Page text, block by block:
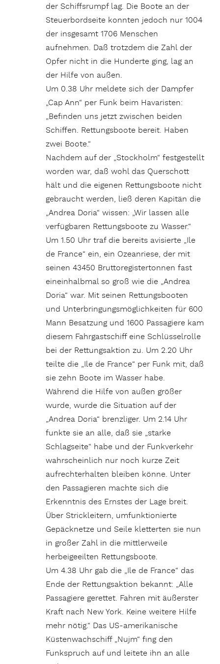
der Schiffsrumpf lag. Die Boote an der
Steuerbordseite konnten jedoch nur 1004
der insgesamt 1706 Menschen
aufnehmen. Daß trotzdem die Zahl der
Opfer nicht in die Hunderte ging, lag an
der Hilfe von außen.
Um 0.38 Uhr meldete sich der Dampfer
„Cap Ann“ per Funk beim Havaristen:
„Befinden uns jetzt zwischen beiden
Schiffen. Rettungsboote bereit. Haben
zwei Boote.“
Nachdem auf der „Stockholm“ festgestellt
worden war, daß wohl das Querschott
hält und die eigenen Rettungsboote nicht
gebraucht werden, ließ deren Kapitän die
„Andrea Doria“ wissen: „Wir lassen alle
verfügbaren Rettungsboote zu Wasser.“
Um 1.50 Uhr traf die bereits avisierte „Ile
de France“ ein, ein Ozeanriese, der mit
seinen 43450 Bruttoregistertonnen fast
eineinhalbmal so groß wie die „Andrea
Doria“ war. Mit seinen Rettungsbooten
und Unterbringungsmöglichkeiten für 600
Mann Besatzung und 1600 Passagiere kam
diesem Fahrgastschiff eine Schlüsselrolle
bei der Rettungsaktion zu. Um 2.20 Uhr
teilte die „Ile de France“ per Funk mit, daß
sie zehn Boote im Wasser habe.
Während die Hilfe von außen größer
wurde, wurde die Situation auf der
„Andrea Doria“ brenzliger. Um 2.14 Uhr
funkte sie an alle, daß sie „starke
Schlagseite“ habe und der Funkverkehr
wahrscheinlich nur noch kurze Zeit
aufrechterhalten bleiben könne. Unter
den Passagieren machte sich die
Erkenntnis des Ernstes der Lage breit.
Über Strickleitern, umfunktionierte
Gepäcknetze und Seile kletterten sie nun
in großer Zahl in die mittlerweile
herbeigeeilten Rettungsboote.
Um 4.38 Uhr gab die „Ile de France“ das
Ende der Rettungsaktion bekannt: „Alle
Passagiere gerettet. Fahren mit äußerster
Kraft nach New York. Keine weitere Hilfe
mehr nötig.“ Das US-amerikanische
Küstenwachschiff „Nujm“ fing den
Funkspruch auf und leitete ihn an alle